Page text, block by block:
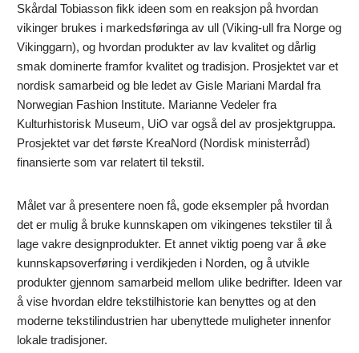
Skårdal Tobiasson fikk ideen som en reaksjon på hvordan
vikinger brukes i markedsføringa av ull (Viking-ull fra Norge og
Vikinggarn), og hvordan produkter av lav kvalitet og dårlig
smak dominerte framfor kvalitet og tradisjon. Prosjektet var et
nordisk samarbeid og ble ledet av Gisle Mariani Mardal fra
Norwegian Fashion Institute. Marianne Vedeler fra
Kulturhistorisk Museum, UiO var også del av prosjektgruppa.
Prosjektet var det første KreaNord (Nordisk ministerråd)
finansierte som var relatert til tekstil.
Målet var å presentere noen få, gode eksempler på hvordan
det er mulig å bruke kunnskapen om vikingenes tekstiler til å
lage vakre designprodukter. Et annet viktig poeng var å øke
kunnskapsoverføring i verdikjeden i Norden, og å utvikle
produkter gjennom samarbeid mellom ulike bedrifter. Ideen var
å vise hvordan eldre tekstilhistorie kan benyttes og at den
moderne tekstilindustrien har ubenyttede muligheter innenfor
lokale tradisjoner.